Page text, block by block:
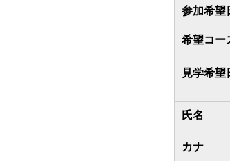
参加希望
希望コー
見学希望
氏名
カナ